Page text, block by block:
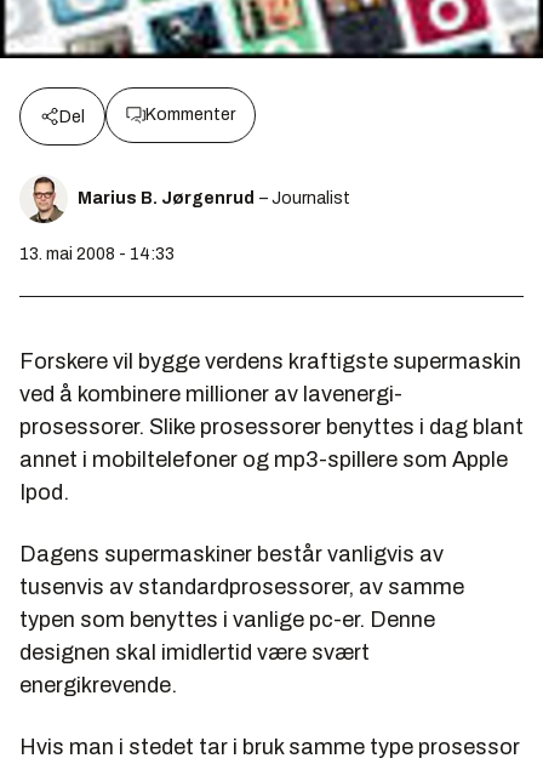
Del Kommenter
Marius B. Jørgenrud – Journalist
13. mai 2008 - 14:33
Forskere vil bygge verdens kraftigste supermaskin
ved å kombinere millioner av lavenergi-
prosessorer. Slike prosessorer benyttes i dag blant
annet i mobiltelefoner og mp3-spillere som Apple
Ipod.
Dagens supermaskiner består vanligvis av
tusenvis av standardprosessorer, av samme
typen som benyttes i vanlige pc-er. Denne
designen skal imidlertid være svært
energikrevende.
Hvis man i stedet tar i bruk samme type prosessor